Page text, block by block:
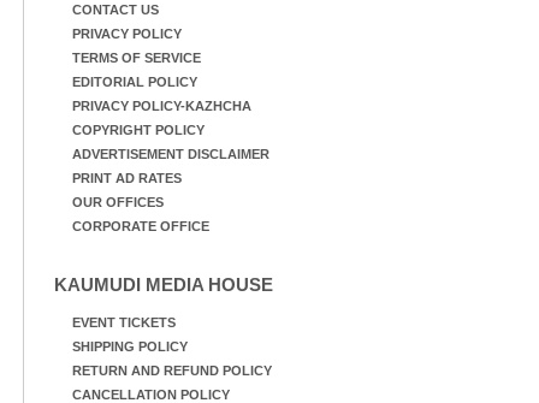
CONTACT US
PRIVACY POLICY
TERMS OF SERVICE
EDITORIAL POLICY
PRIVACY POLICY-KAZHCHA
COPYRIGHT POLICY
ADVERTISEMENT DISCLAIMER
PRINT AD RATES
OUR OFFICES
CORPORATE OFFICE
KAUMUDI MEDIA HOUSE
EVENT TICKETS
SHIPPING POLICY
RETURN AND REFUND POLICY
CANCELLATION POLICY